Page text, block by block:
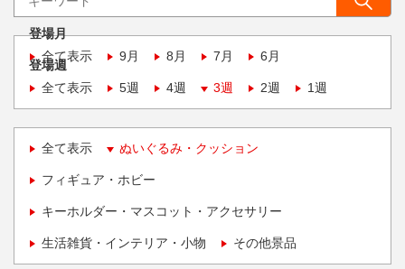
登場月
全て表示
9月 8月 7月 6月
登場週
全て表示
5週 4週 3週 2週 1週
全て表示 ぬいぐるみ・クッション
フィギュア・ホビー
キーホルダー・マスコット・アクセサリー
生活雑貨・インテリア・小物 その他景品